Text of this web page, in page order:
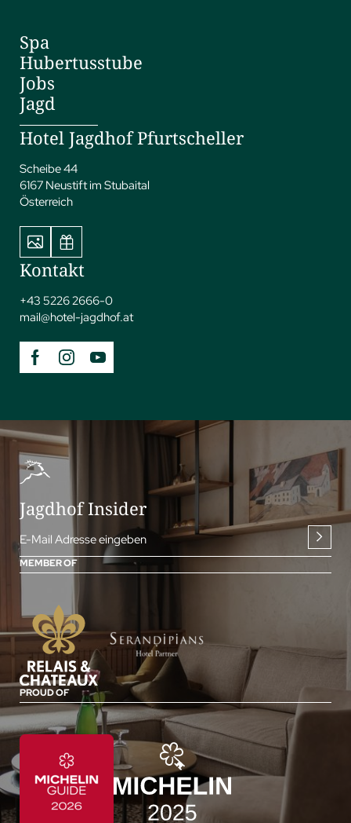
Spa
Hubertusstube
Jobs
Jagd
Hotel Jagdhof Pfurtscheller
Scheibe 44
6167 Neustift im Stubaital
Österreich
Kontakt
+43 5226 2666-0
mail@hotel-jagdhof.at
Jagdhof Insider
E-Mail Adresse eingeben
MEMBER OF
PROUD OF